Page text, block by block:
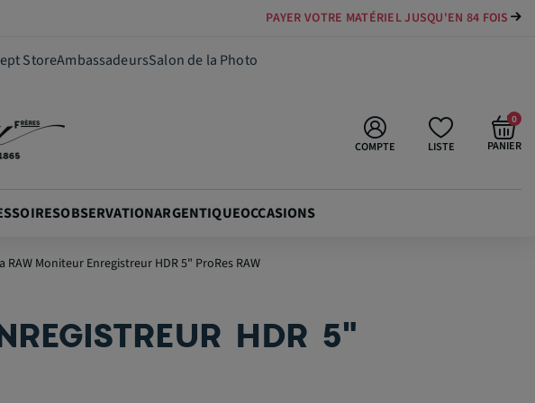
PAYER VOTRE MATÉRIEL JUSQU'EN 84 FOIS
StoreAmbassadeursSalon de la Photo
LISTE
COMPTE PANIER
0
OBSERVATIONARGENTIQUEOCCASIONS
RAW Moniteur Enregistreur HDR 5" ProRes RAW
HDR 5"
838,80 €